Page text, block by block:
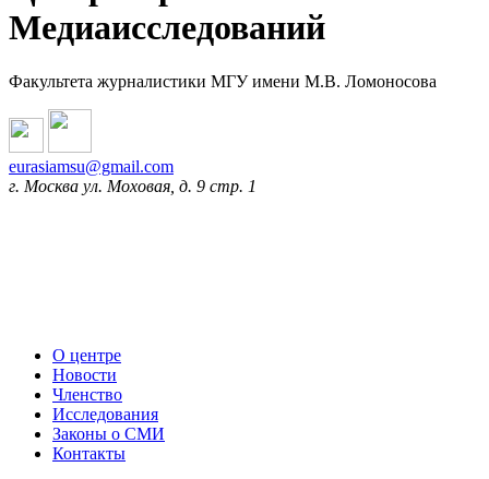
Медиаисследований
Факультета журналистики МГУ имени М.В. Ломоносова
eurasiamsu@gmail.com
г. Москва ул. Моховая, д. 9 стр. 1
О центре
Новости
Членство
Исследования
Законы о СМИ
Контакты